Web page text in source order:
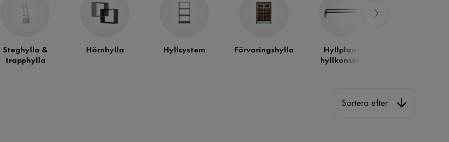
Steghylla &
trapphylla
Hörnhylla Hyllsystem Förvaringshylla
Hyllplan &
hyllkonsoler
Sortera efter